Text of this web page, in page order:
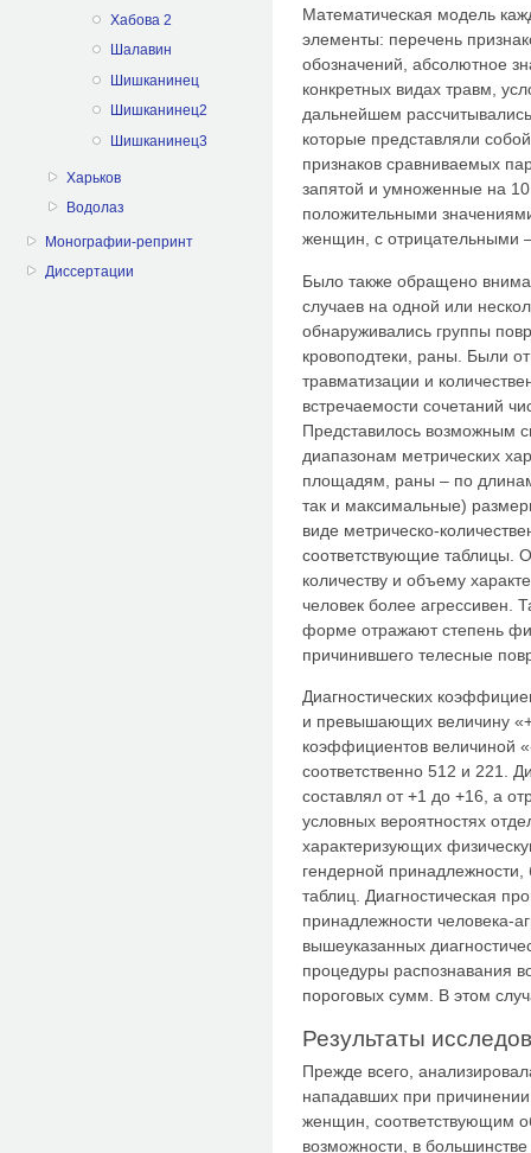
Хабова 2
Шалавин
Шишканинец
Шишканинец2
Шишканинец3
Харьков
Водолаз
Монографии-репринт
Диссертации
Математическая модель
элементы: перечень
обозначений, абсолютное
конкретных видах травм,
дальнейшем
которые представляли
признаков сравниваемых
запятой и умноженные на
положительными
женщин, с отрицательными
Было также обращено
случаев на одной или
обнаруживались группы
кровоподтеки, раны. Были
травматизации и
встречаемости сочетаний
Представилось возможным
диапазонам метрических
площадям, раны – по
так и максимальные)
виде метрическо-
соответствующие таблицы.
количеству и объему
человек более агрессивен.
форме отражают степень
причинившего телесные
Диагностических
и превышающих величину
коэффициентов величиной
соответственно 512 и 221.
составлял от +1 до +16, а
условных вероятностях
характеризующих
гендерной
таблиц. Диагностическая
принадлежности человека-
вышеуказанных
процедуры распознавания
пороговых сумм. В этом
Результаты
Прежде всего,
нападавших при
женщин, соответствующим
возможности, в